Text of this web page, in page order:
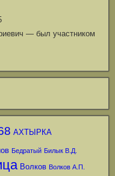
— был участником
АХТЫРКА
Бедратый Билык В.Д.
Волков Волков А.П.